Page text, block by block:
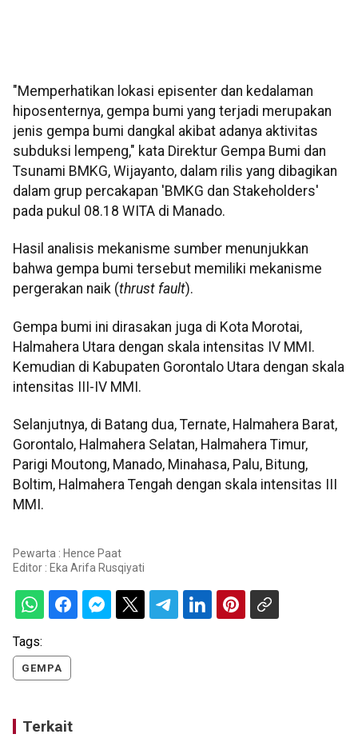
"Memperhatikan lokasi episenter dan kedalaman
hiposenternya, gempa bumi yang terjadi merupakan
jenis gempa bumi dangkal akibat adanya aktivitas
subduksi lempeng," kata Direktur Gempa Bumi dan
Tsunami BMKG, Wijayanto, dalam rilis yang dibagikan
dalam grup percakapan 'BMKG dan Stakeholders'
pada pukul 08.18 WITA di Manado.
Hasil analisis mekanisme sumber menunjukkan
bahwa gempa bumi tersebut memiliki mekanisme
pergerakan naik (thrust fault).
Gempa bumi ini dirasakan juga di Kota Morotai,
Halmahera Utara dengan skala intensitas IV MMI.
Kemudian di Kabupaten Gorontalo Utara dengan skala
intensitas III-IV MMI.
Selanjutnya, di Batang dua, Ternate, Halmahera Barat,
Gorontalo, Halmahera Selatan, Halmahera Timur,
Parigi Moutong, Manado, Minahasa, Palu, Bitung,
Boltim, Halmahera Tengah dengan skala intensitas III
MMI.
Pewarta : Hence Paat
Editor : Eka Arifa Rusqiyati
Tags:
GEMPA
Terkait